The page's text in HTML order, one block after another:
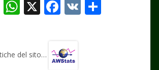
T
gr
W
s
X F
b
V
del sito…